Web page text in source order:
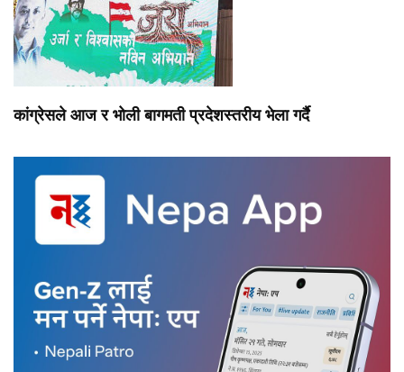
कांग्रेसले आज र भोली बागमती प्रदेशस्तरीय भेला गर्दै